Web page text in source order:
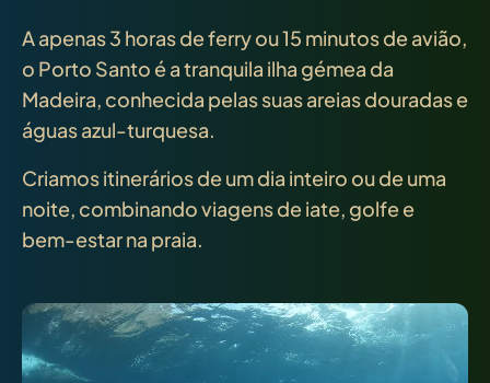
A apenas 3 horas de ferry ou 15 minutos de avião,
o Porto Santo é a tranquila ilha gémea da
Madeira, conhecida pelas suas areias douradas e
águas azul-turquesa.
Criamos itinerários de um dia inteiro ou de uma
noite, combinando viagens de iate, golfe e
bem-estar na praia.